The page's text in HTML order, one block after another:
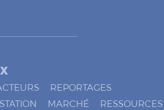
REPORTAGES
MARCHÉ
RESSOURCES